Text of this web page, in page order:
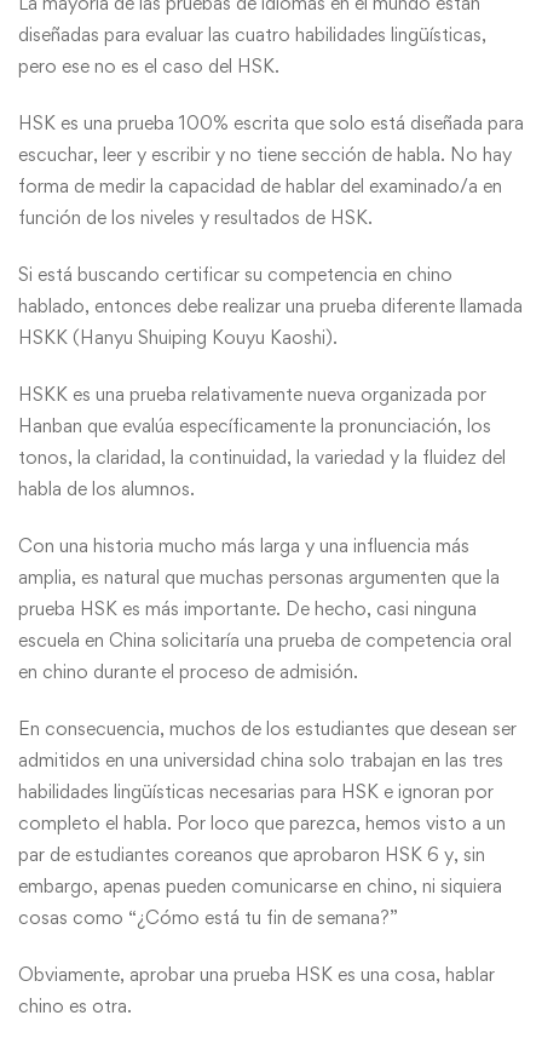
diseñadas para evaluar las cuatro habilidades lingüísticas,
pero ese no es el caso del HSK.
HSK es una prueba 100% escrita que solo está diseñada para
escuchar, leer y escribir y no tiene sección de habla. No hay
forma de medir la capacidad de hablar del examinado/a en
función de los niveles y resultados de HSK.
Si está buscando certificar su competencia en chino
hablado, entonces debe realizar una prueba diferente llamada
HSKK (Hanyu Shuiping Kouyu Kaoshi).
HSKK es una prueba relativamente nueva organizada por
Hanban que evalúa específicamente la pronunciación, los
tonos, la claridad, la continuidad, la variedad y la fluidez del
habla de los alumnos.
Con una historia mucho más larga y una influencia más
amplia, es natural que muchas personas argumenten que la
prueba HSK es más importante. De hecho, casi ninguna
escuela en China solicitaría una prueba de competencia oral
en chino durante el proceso de admisión.
En consecuencia, muchos de los estudiantes que desean ser
admitidos en una universidad china solo trabajan en las tres
habilidades lingüísticas necesarias para HSK e ignoran por
completo el habla. Por loco que parezca, hemos visto a un
par de estudiantes coreanos que aprobaron HSK 6 y, sin
embargo, apenas pueden comunicarse en chino, ni siquiera
cosas como “¿Cómo está tu fin de semana?”
Obviamente, aprobar una prueba HSK es una cosa, hablar
chino es otra.